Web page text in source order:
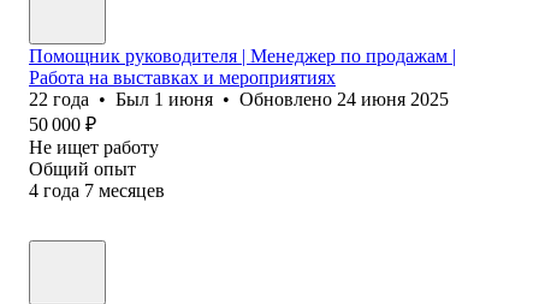
Помощник руководителя | Менеджер по продажам |
Работа на выставках и мероприятиях
22 года • Был 1 июня • Обновлено 24 июня 2025
50 000 ₽
Не ищет работу
Общий опыт
4 года 7 месяцев